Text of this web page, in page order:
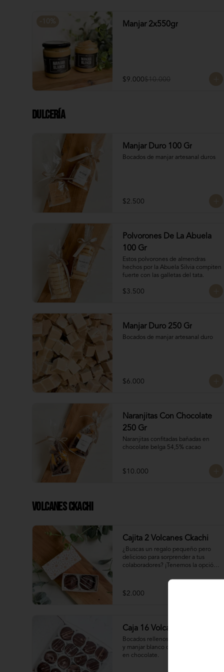
Manjar 2x550gr
$9.000$10.000
Dulcería
Manjar Duro 100 Gr
Bocados de manjar artesanal duros
$2.500
Polvorones De La Abuela
100 Gr
Estos polvorones de almendras
hechos por la Abuela Silvia compiten
fuerte con las galletas del tata.
$3.500
Manjar Duro 250 Gr
Bocados de manjar artesanal duro
$6.000
Naranjitas Con Chocolate
250 Gr
Naranjitas confitadas bañadas en
chocolate belga 54,5% cacao
$10.000
Volcanes Ckachi
Cajita 2 Volcanes Ckachi
¿Buscas un regalo pequeño pero
delicioso para sorprender a tus
colaboradores? ¡Tenemos la opción
Manjar Blanco
Manjar Nutella
$2.000
Caja 16 Volcanes Ckachi
Bocados rellenos con manjar blanco
y manjar blanco con Nutella bañados
en chocolate.